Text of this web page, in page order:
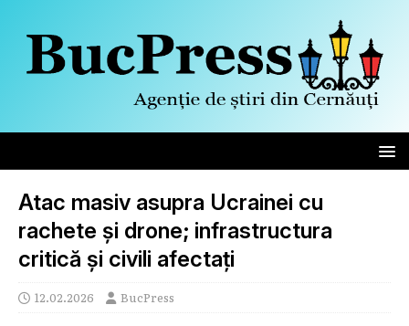
Atac masiv asupra Ucrainei cu
rachete și drone; infrastructura
critică și civili afectați
12.02.2026 BucPress